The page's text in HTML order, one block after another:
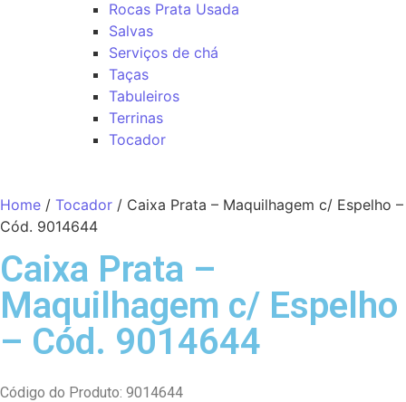
Rocas Prata Usada
Salvas
Serviços de chá
Taças
Tabuleiros
Terrinas
Tocador
Home / Tocador / Caixa Prata – Maquilhagem c/ Espelho –
Cód. 9014644
Caixa Prata –
Maquilhagem c/ Espelho
– Cód. 9014644
Código do Produto: 9014644